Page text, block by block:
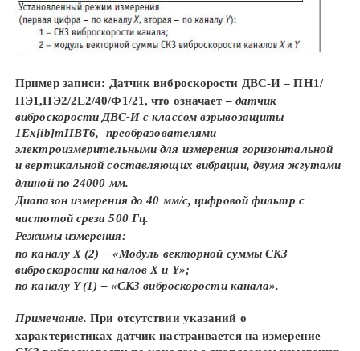
Пример записи: Датчик виброскорости ДВС-И – ПН1/
ПЭ1,ПЭ2/2L2/40/Ф1/21, что означает – датчик
виброскорости ДВС-И с классом взрывозащиты
1Ex[ib]mIIBТ6, преобразователями
электроизмерительными для измерения горизонтальной
и вертикальной составляющих вибрации, двумя жгутами
длиной по 24000 мм.
Диапазон измерения до 40 мм/с, цифровой фильтр с
частотой среза 500 Гц.
Режимы измерения:
по каналу Х (2) – «Модуль векторной суммы СКЗ
виброскорости каналов Х и Y»;
по каналу Y (1) – «СКЗ виброскорости канала».
Примечание.При отсутствии указаний о
характеристиках датчик настраивается на измерение